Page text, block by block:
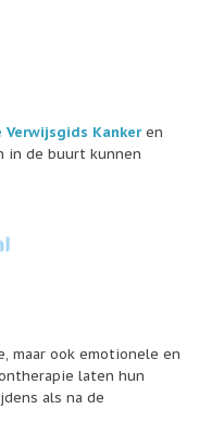
Verwijsgids Kankeren
in de buurt kunnen
maar ook emotionele en
laten hun
als na de